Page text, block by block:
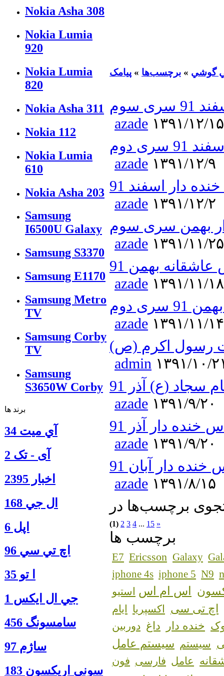
Nokia Asha 308
Nokia Lumia
920
Nokia Lumia
820
Nokia Asha 311
Nokia 112
Nokia Lumia
610
Nokia Asha 203
Samsung
I6500U Galaxy
Samsung S3370
Samsung E1170
Samsung Metro
TV
Samsung Corby
TV
Samsung
S3650W Corby
برند ها
آي ميت 34
آی - تک 2
اخبار 2395
ال جي 168
اپل 6
اچ تي سي 96
ا‍ تو 35
جي ال ايكس 1
سامسونگ 456
ساژم 97
سوني اريكسون 183
گوشي » برچسب‌ها » پیامک
سوم
azade ۱۳۹۱/۱۲/۱۵
دوم
azade ۱۳۹۱/۱۲/۹
دار اسفند 91
azade ۱۳۹۱/۱۲/۲
بهمن سری سوم
azade ۱۳۹۱/۱۱/۲۵
بهمن 91
azade ۱۳۹۱/۱۱/۱۸
دوم
azade ۱۳۹۱/۱۱/۱۴
رسول اکرم (ص)
admin ۱۰/۲۱
(ع) آذر 91
azade ۱۳۹۱/۹/۲۰
دار آذر 91
azade ۱۳۹۱/۹/۲۰
دار آبان 91
azade ۱۳۹۱/۸/۱۵
(1) 2 3 4 ... 15 »
برچسب ها
E7 Ericsson Galaxy
iphone 4s iphone 5 N9
اس ام اس استیو
اچ تی سی اکسپریا ایام
خنده دار داغ دوربین
سیستم سیستم عامل
عامل فارسی فون